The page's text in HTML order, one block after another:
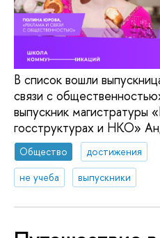
В список вошли
связи с
выпускник магистратуры
госструктурах и НКО»
Общество
достижения
не учеба
выпускники